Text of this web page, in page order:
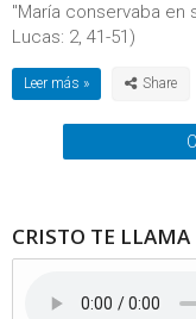
"María conservaba en
Lucas: 2, 41-51)
Leer más »
CRISTO TE LLAMA